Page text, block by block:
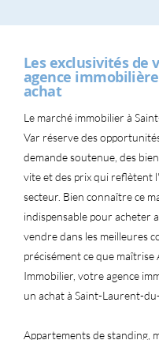
Les exclusivités de
agence
achat
Le marché immobilier à
Var réserve des
demande soutenue, des
vite et des prix qui reflètent
secteur. Bien connaître ce
indispensable pour acheter
vendre dans les meilleures
précisément ce que maîtrise
Immobilier, votre agence
un achat à Saint-Laurent-du-
Appartements de standing,